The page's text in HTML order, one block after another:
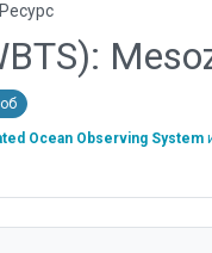
Ресурс
Ocean Observing System